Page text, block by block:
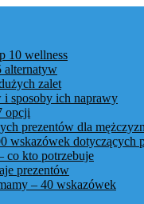
10 wellness
alternatyw
zalet
i sposoby ich naprawy
opcji
prezentów dla
wskazówek dotyczących
co kto potrzebuje
prezentów
– 40 wskazówek